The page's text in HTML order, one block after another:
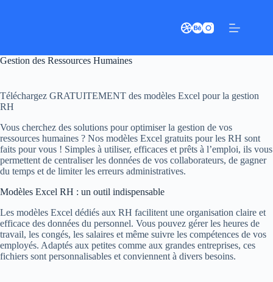
Gestion des Ressources Humaines
Téléchargez GRATUITEMENT des modèles Excel pour la gestion
RH
Vous cherchez des solutions pour optimiser la gestion de vos
ressources humaines ? Nos modèles Excel gratuits pour les RH sont
faits pour vous ! Simples à utiliser, efficaces et prêts à l’emploi, ils vous
permettent de centraliser les données de vos collaborateurs, de gagner
du temps et de limiter les erreurs administratives.
Modèles Excel RH : un outil indispensable
Les modèles Excel dédiés aux RH facilitent une organisation claire et
efficace des données du personnel. Vous pouvez gérer les heures de
travail, les congés, les salaires et même suivre les compétences de vos
employés. Adaptés aux petites comme aux grandes entreprises, ces
fichiers sont personnalisables et conviennent à divers besoins.